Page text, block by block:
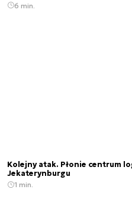
6 min.
Kolejny atak. Płonie centrum
Jekaterynburgu
1 min.